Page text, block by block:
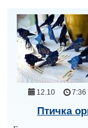
12.10 7:36
Птичка